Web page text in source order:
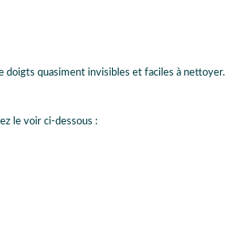
doigts quasiment invisibles et faciles à nettoyer.
le voir ci-dessous :